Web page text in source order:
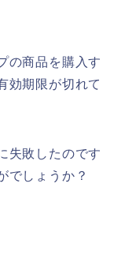
の商品を購入す
効期限が切れて
失敗したのです
でしょうか？